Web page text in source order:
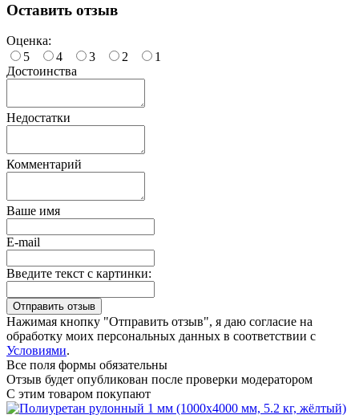
Оставить отзыв
Оценка:
5
4 3 2
1
Достоинства
Недостатки
Комментарий
Ваше имя
E-mail
Введите текст с картинки:
Нажимая кнопку "Отправить отзыв", я даю согласие на
обработку моих персональных данных в соответствии с
Условиями.
Все поля формы обязательны
Отзыв будет опубликован после проверки модератором
С этим товаром покупают